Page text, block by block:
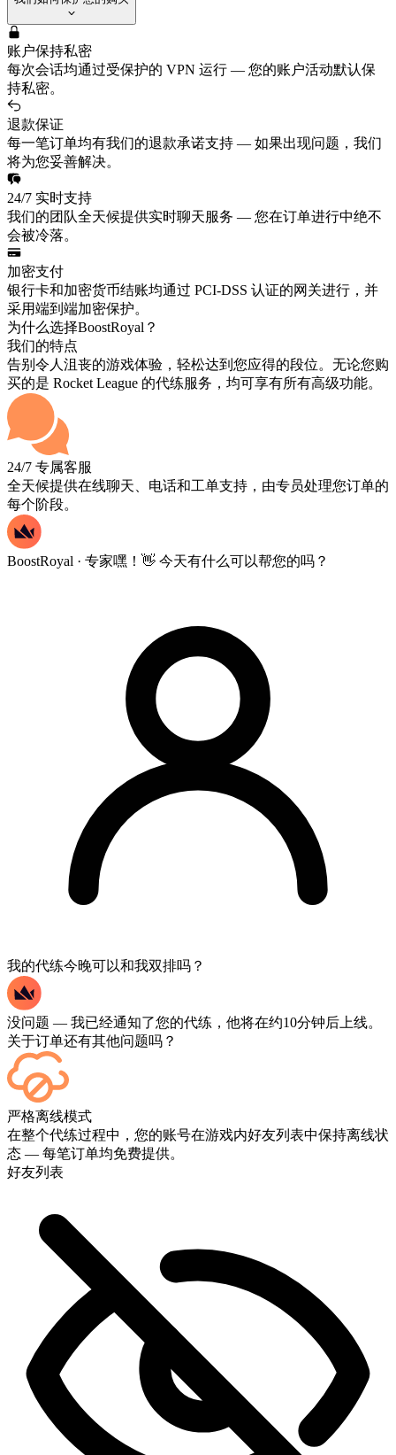
账户保持私密
每次会话均通过受保护的 VPN 运行 — 您的账户活动默认保
持私密。
退款保证
每一笔订单均有我们的退款承诺支持 — 如果出现问题，我们
将为您妥善解决。
24/7 实时支持
我们的团队全天候提供实时聊天服务 — 您在订单进行中绝不
会被冷落。
加密支付
银行卡和加密货币结账均通过 PCI-DSS 认证的网关进行，并
采用端到端加密保护。
为什么选择BoostRoyal？
我们的特点
告别令人沮丧的游戏体验，轻松达到您应得的段位。无论您购
买的是 Rocket League 的代练服务，均可享有所有高级功能。
24/7 专属客服
全天候提供在线聊天、电话和工单支持，由专员处理您订单的
每个阶段。
BoostRoyal · 专家嘿！👋 今天有什么可以帮您的吗？
我的代练今晚可以和我双排吗？
没问题 — 我已经通知了您的代练，他将在约10分钟后上线。
关于订单还有其他问题吗？
可以的——每场比赛结束后都会显示在您的仪表板上。如果您
想观看比赛实况，请在结账时添加“直播”服务。
严格离线模式
在整个代练过程中，您的账号在游戏内好友列表中保持离线状
态 — 每笔订单均免费提供。
好友列表